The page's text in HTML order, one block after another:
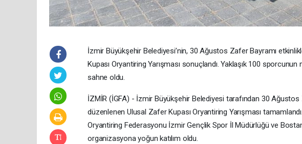
İzmir Büyükşehir Belediyesi’nin, 30 Ağustos Zafer Bayramı
Kupası Oryantiring Yarışması sonuçlandı. Yaklaşık 100
sahne oldu.
İZMİR (İGFA) - İzmir Büyükşehir Belediyesi tarafından 30 Ağustos
düzenlenen Ulusal Zafer Kupası Oryantiring Yarışması
Oryantiring Federasyonu İzmir Gençlik Spor İl Müdürlüğü ve
organizasyona yoğun katılım oldu.